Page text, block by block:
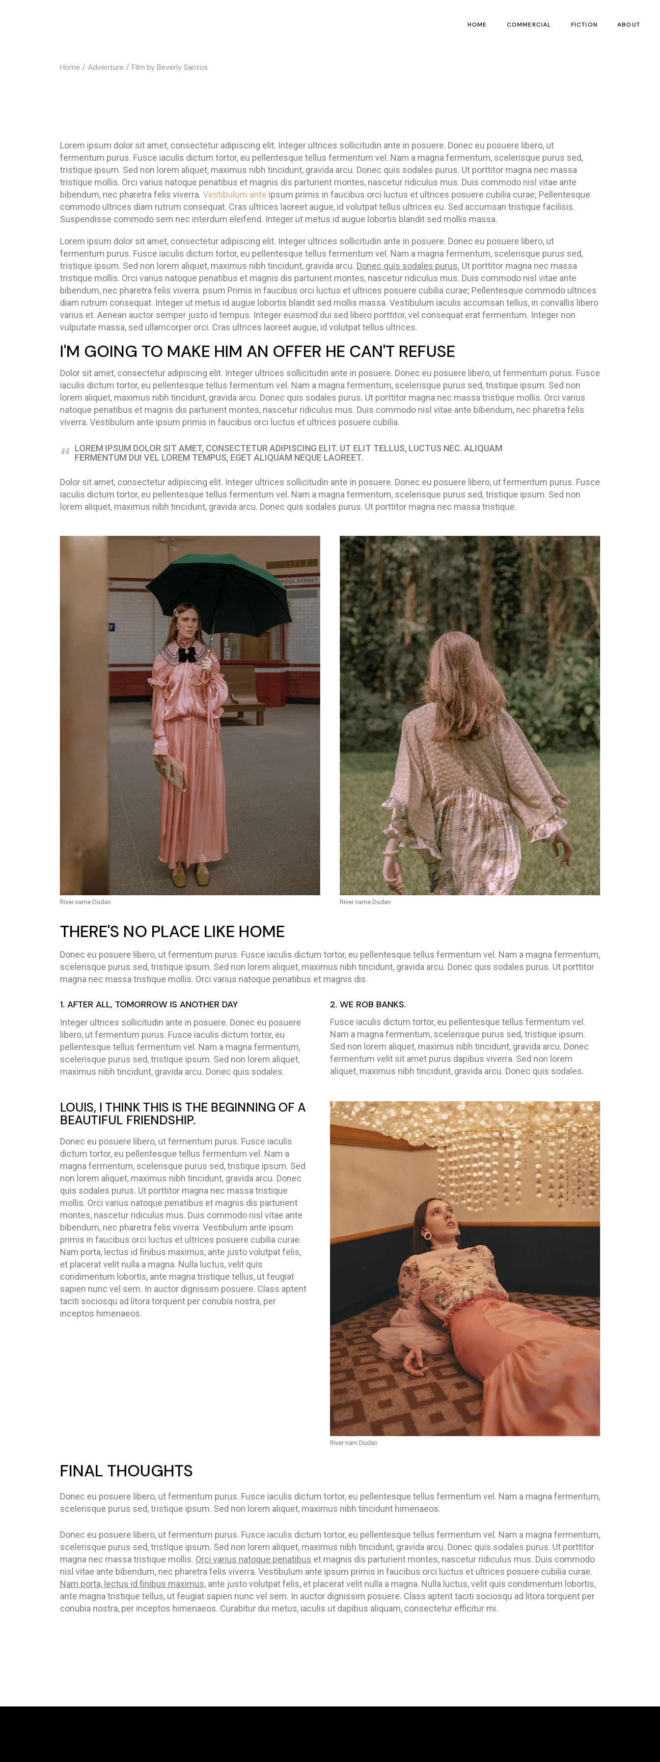
HOME COMMERCIAL FICTION ABOUT
Home Adventure Film by Beverly Santos
Lorem ipsum dolor sit amet, consectetur adipiscing elit. Integer ultrices sollicitudin ante in posuere. Donec eu posuere libero, ut
fermentum purus. Fusce iaculis dictum tortor, eu pellentesque tellus fermentum vel. Nam a magna fermentum, scelerisque purus sed,
tristique ipsum. Sed non lorem aliquet, maximus nibh tincidunt, gravida arcu. Donec quis sodales purus. Ut porttitor magna nec massa
tristique mollis. Orci varius natoque penatibus et magnis dis parturient montes, nascetur ridiculus mus. Duis commodo nisl vitae ante
bibendum, nec pharetra felis viverra. Vestibulum ante ipsum primis in faucibus orci luctus et ultrices posuere cubilia curae; Pellentesque
commodo ultrices diam rutrum consequat. Cras ultrices laoreet augue, id volutpat tellus ultrices eu. Sed accumsan tristique facilisis.
Suspendisse commodo sem nec interdum eleifend. Integer ut metus id augue lobortis blandit sed mollis massa.
Lorem ipsum dolor sit amet, consectetur adipiscing elit. Integer ultrices sollicitudin ante in posuere. Donec eu posuere libero, ut
fermentum purus. Fusce iaculis dictum tortor, eu pellentesque tellus fermentum vel. Nam a magna fermentum, scelerisque purus sed,
tristique ipsum. Sed non lorem aliquet, maximus nibh tincidunt, gravida arcu. Donec quis sodales purus. Ut porttitor magna nec massa
tristique mollis. Orci varius natoque penatibus et magnis dis parturient montes, nascetur ridiculus mus. Duis commodo nisl vitae ante
bibendum, nec pharetra felis viverra. psum Primis in faucibus orci luctus et ultrices posuere cubilia curae; Pellentesque commodo ultrices
diam rutrum consequat. Integer ut metus id augue lobortis blandit sed mollis massa. Vestibulum iaculis accumsan tellus, in convallis libero
varius et. Aenean auctor semper justo id tempus. Integer euismod dui sed libero porttitor, vel consequat erat fermentum. Integer non
vulputate massa, sed ullamcorper orci. Cras ultrices laoreet augue, id volutpat tellus ultrices.
I'M GOING TO MAKE HIM AN OFFER HE CAN'T REFUSE
Dolor sit amet, consectetur adipiscing elit. Integer ultrices sollicitudin ante in posuere. Donec eu posuere libero, ut fermentum purus. Fusce
iaculis dictum tortor, eu pellentesque tellus fermentum vel. Nam a magna fermentum, scelerisque purus sed, tristique ipsum. Sed non
lorem aliquet, maximus nibh tincidunt, gravida arcu. Donec quis sodales purus. Ut porttitor magna nec massa tristique mollis. Orci varius
natoque penatibus et magnis dis parturient montes, nascetur ridiculus mus. Duis commodo nisl vitae ante bibendum, nec pharetra felis
viverra. Vestibulum ante ipsum primis in faucibus orci luctus et ultrices posuere cubilia.
LOREM IPSUM DOLOR SIT AMET, CONSECTETUR ADIPISCING ELIT. UT ELIT TELLUS, LUCTUS NEC. ALIQUAM
FERMENTUM DUI VEL LOREM TEMPUS, EGET ALIQUAM NEQUE LAOREET.
Dolor sit amet, consectetur adipiscing elit. Integer ultrices sollicitudin ante in posuere. Donec eu posuere libero, ut fermentum purus. Fusce
iaculis dictum tortor, eu pellentesque tellus fermentum vel. Nam a magna fermentum, scelerisque purus sed, tristique ipsum. Sed non
lorem aliquet, maximus nibh tincidunt, gravida arcu. Donec quis sodales purus. Ut porttitor magna nec massa tristique.
River name Dudan River name Dudan
THERE'S NO PLACE LIKE HOME
Donec eu posuere libero, ut fermentum purus. Fusce iaculis dictum tortor, eu pellentesque tellus fermentum vel. Nam a magna fermentum,
scelerisque purus sed, tristique ipsum. Sed non lorem aliquet, maximus nibh tincidunt, gravida arcu. Donec quis sodales purus. Ut porttitor
magna nec massa tristique mollis. Orci varius natoque penatibus et magnis dis.
1. AFTER ALL, TOMORROW IS ANOTHER DAY
Integer ultrices sollicitudin ante in posuere. Donec eu posuere
libero, ut fermentum purus. Fusce iaculis dictum tortor, eu
pellentesque tellus fermentum vel. Nam a magna fermentum,
scelerisque purus sed, tristique ipsum. Sed non lorem aliquet,
maximus nibh tincidunt, gravida arcu. Donec quis sodales.
2. WE ROB BANKS.
Fusce iaculis dictum tortor, eu pellentesque tellus fermentum vel.
Nam a magna fermentum, scelerisque purus sed, tristique ipsum.
Sed non lorem aliquet, maximus nibh tincidunt, gravida arcu. Donec
fermentum velit sit amet purus dapibus viverra. Sed non lorem
aliquet, maximus nibh tincidunt, gravida arcu. Donec quis sodales.
LOUIS, I THINK THIS IS THE BEGINNING OF A
BEAUTIFUL FRIENDSHIP.
Donec eu posuere libero, ut fermentum purus. Fusce iaculis
dictum tortor, eu pellentesque tellus fermentum vel. Nam a
magna fermentum, scelerisque purus sed, tristique ipsum. Sed
non lorem aliquet, maximus nibh tincidunt, gravida arcu. Donec
quis sodales purus. Ut porttitor magna nec massa tristique
mollis. Orci varius natoque penatibus et magnis dis parturient
montes, nascetur ridiculus mus. Duis commodo nisl vitae ante
bibendum, nec pharetra felis viverra. Vestibulum ante ipsum
primis in faucibus orci luctus et ultrices posuere cubilia curae.
Nam porta, lectus id finibus maximus, ante justo volutpat felis,
et placerat velit nulla a magna. Nulla luctus, velit quis
condimentum lobortis, ante magna tristique tellus, ut feugiat
sapien nunc vel sem. In auctor dignissim posuere. Class aptent
taciti sociosqu ad litora torquent per conubia nostra, per
inceptos himenaeos.
River nam Dudan
FINAL THOUGHTS
Donec eu posuere libero, ut fermentum purus. Fusce iaculis dictum tortor, eu pellentesque tellus fermentum vel. Nam a magna fermentum,
scelerisque purus sed, tristique ipsum. Sed non lorem aliquet, maximus nibh tincidunt himenaeos.
Donec eu posuere libero, ut fermentum purus. Fusce iaculis dictum tortor, eu pellentesque tellus fermentum vel. Nam a magna fermentum,
scelerisque purus sed, tristique ipsum. Sed non lorem aliquet, maximus nibh tincidunt, gravida arcu. Donec quis sodales purus. Ut porttitor
magna nec massa tristique mollis. Orci varius natoque penatibus et magnis dis parturient montes, nascetur ridiculus mus. Duis commodo
nisl vitae ante bibendum, nec pharetra felis viverra. Vestibulum ante ipsum primis in faucibus orci luctus et ultrices posuere cubilia curae.
Nam porta, lectus id finibus maximus, ante justo volutpat felis, et placerat velit nulla a magna. Nulla luctus, velit quis condimentum lobortis,
ante magna tristique tellus, ut feugiat sapien nunc vel sem. In auctor dignissim posuere. Class aptent taciti sociosqu ad litora torquent per
conubia nostra, per inceptos himenaeos. Curabitur dui metus, iaculis ut dapibus aliquam, consectetur efficitur mi.